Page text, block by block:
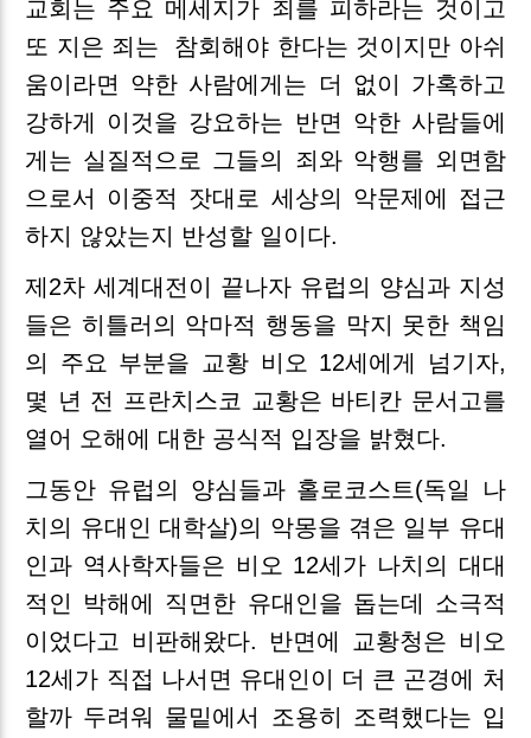
교회는 주요 메세지가 죄를 피하라는 것이고
또 지은 죄는
참회해야 한다는 것이지만 아쉬
움이라면 약한 사람에게는 더 없이 가혹하고
강하게 이것을 강요하는 반면 악한 사람들에
게는 실질적으로 그들의 죄와 악행를 외면함
으로서 이중적 잣대로 세상의 악문제에 접근
하지 않았는지 반성할 일이다.
제2차 세계대전이 끝나자 유럽의 양심과 지성
들은 히틀러의 악마적 행동을 막지 못한 책임
의 주요 부분을 교황 비오 12세에게 넘기자,
몇 년 전 프란치스코 교황은 바티칸 문서고를
열어 오해에 대한 공식적 입장을 밝혔다.
그동안 유럽의 양심들과 홀로코스트(독일 나
치의 유대인 대학살)의 악몽을 겪은 일부 유대
인과 역사학자들은 비오 12세가 나치의 대대
적인 박해에 직면한 유대인을 돕는데 소극적
이었다고 비판해왔다. 반면에 교황청은 비오
12세가 직접 나서면 유대인이 더 큰 곤경에 처
할까 두려워 물밑에서 조용히 조력했다는 입